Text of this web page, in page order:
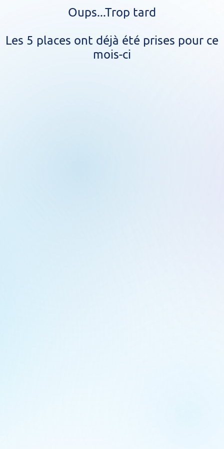
Oups...Trop tard
Les 5 places ont déjà été prises pour ce
mois-ci